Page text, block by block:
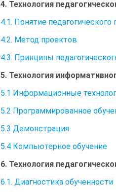
4. Технология
4.1. Понятие педагогического
4.2. Метод проектов
4.3. Принципы
5. Технология
5.1 Информационные
5.2 Программированное
5.3 Демонстрация
5.4 Компьютерное обучение
6. Технология
6.1. Диагностика обученности